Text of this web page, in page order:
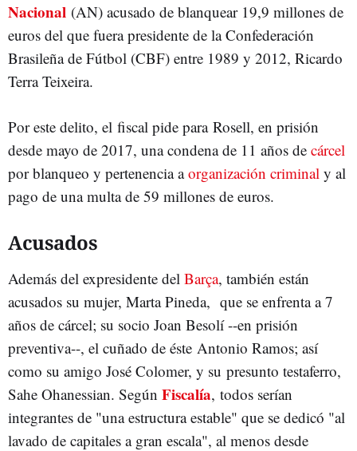
Nacional (AN) acusado de blanquear 19,9 millones de
euros del que fuera presidente de la Confederación
Brasileña de Fútbol (CBF) entre 1989 y 2012, Ricardo
Terra Teixeira.
Por este delito, el fiscal pide para Rosell, en prisión
desde mayo de 2017, una condena de 11 años de cárcel
por blanqueo y pertenencia aorganización criminal y al
pago de una multa de 59 millones de euros.
Acusados
Además del expresidente del Barça, también están
acusados su mujer, Marta Pineda, que se enfrenta a 7
años de cárcel; su socio Joan Besolí --en prisión
preventiva--, el cuñado de éste Antonio Ramos; así
como su amigo José Colomer, y su presunto testaferro,
Sahe Ohanessian. Según Fiscalía, todos serían
integrantes de "una estructura estable" que se dedicó "al
lavado de capitales a gran escala", al menos desde